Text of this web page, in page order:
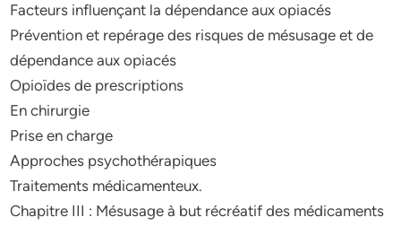
Facteurs influençant la dépendance aux opiacés
Prévention et repérage des risques de mésusage et de
dépendance aux opiacés
Opioïdes de prescriptions
En chirurgie
Prise en charge
Approches psychothérapiques
Traitements médicamenteux.
Chapitre III : Mésusage à but récréatif des médicaments